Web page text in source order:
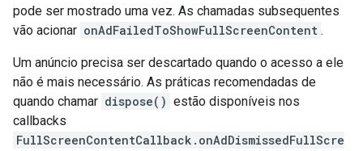
pode ser mostrado uma vez. As chamadas subsequentes
vão acionar onAdFailedToShowFullScreenContent .
Um anúncio precisa ser descartado quando o acesso a ele
não é mais necessário. As práticas recomendadas de
quando chamar dispose() estão disponíveis nos
callbacks
FullScreenContentCallback.onAdDismissedFullScre